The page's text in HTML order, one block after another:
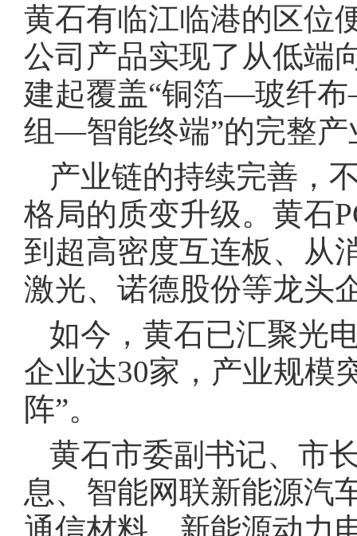
黄石有临江临港的区位
公司产品实现了从低端
建起覆盖“铜箔—玻纤
组—智能终端”的完整产
产业链的持续完善，
格局的质变升级。黄石
到超高密度互连板、从
激光、诺德股份等龙头
如今，黄石已汇聚光
企业达30家，产业规模
阵”。
黄石市委副书记、市
息、智能网联新能源汽
通信材料、新能源动力